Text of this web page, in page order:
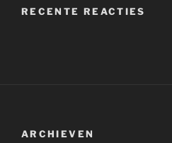
RECENTE REACTIES
ARCHIEVEN